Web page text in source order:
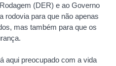
(DER) e ao Governo
rodovia para que não apenas
mas também para que os
aqui preocupado com a vida